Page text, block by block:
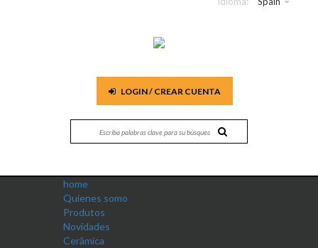
LOGIN / CREAR CUENTA
home
Quienes somo
Produtos
Novidades
Cerâmica